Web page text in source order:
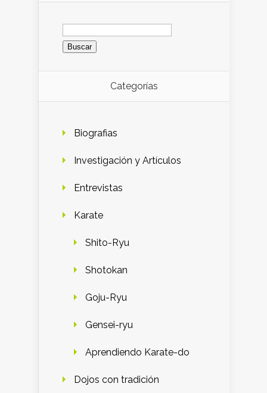
Buscar:
Categorías
Biografias
Investigación y Artículos
Entrevistas
Karate
Shito-Ryu
Shotokan
Goju-Ryu
Gensei-ryu
Aprendiendo Karate-do
Dojos con tradición